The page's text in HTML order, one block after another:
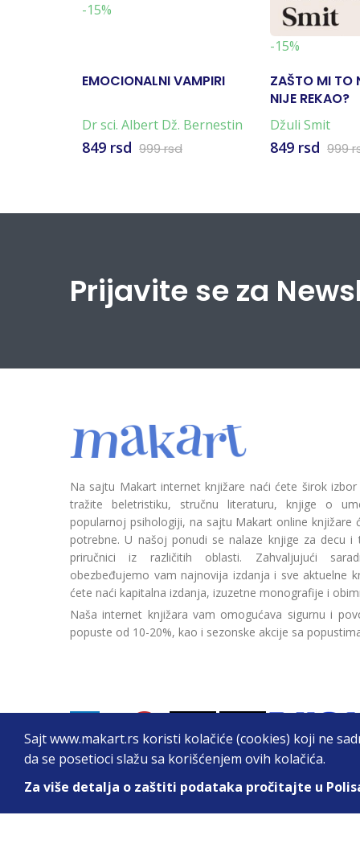
Sajt www.makart.rs koristi kolačiće (cookies) koji ne
da se posetioci slažu sa korišćenjem ovih kolačića.
Za više detalja o zaštiti podataka pročitajte u
-15%
EMOCIONALNI VAMPIRI
Dr sci. Albert Dž. Bernestin
849 rsd 999 rsd
-15%
ZAŠTO MI TO
NIJE REKAO?
Džuli Smit
849 rsd 999
Prijavite se za
Na sajtu Makart internet knjižare naći ćete širok
tražite beletristiku, stručnu literaturu, knjige o
popularnoj psihologiji, na sajtu Makart online knjižare
potrebne. U našoj ponudi se nalaze knjige za decu
priručnici iz različitih oblasti. Zahvaljujući
obezbeđujemo vam najnovija izdanja i sve aktuelne
ćete naći kapitalna izdanja, izuzetne monografije i
Naša internet knjižara vam omogućava sigurnu i
popuste od 10-20%, kao i sezonske akcije sa